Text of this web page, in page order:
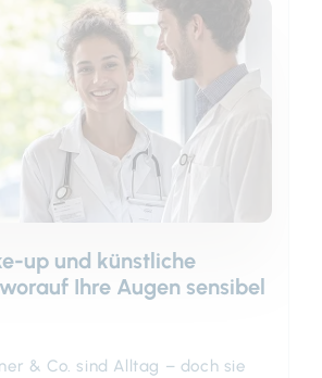
up und künstliche
Ihre Augen sensibel
& Co. sind Alltag – doch sie